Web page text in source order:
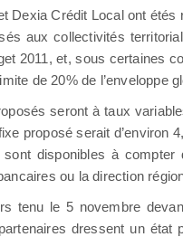
Dexia Crédit Local ont étés
aux collectivités
2011, et, sous certaines
de 20% de l’enveloppe
seront à taux
proposé serait d’environ
sont disponibles à
ou la direction
tenu le 5 novembre
dressent un état